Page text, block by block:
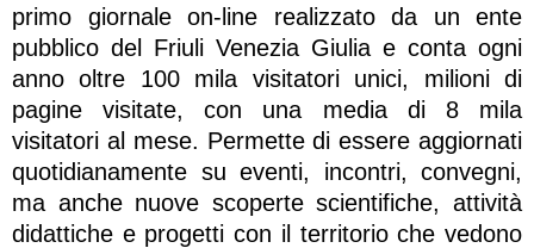
primo giornale on-line realizzato da un ente
pubblico del Friuli Venezia Giulia e conta ogni
anno oltre 100 mila visitatori unici, milioni di
pagine visitate, con una media di 8 mila
visitatori al mese. Permette di essere aggiornati
quotidianamente su eventi, incontri, convegni,
ma anche nuove scoperte scientifiche, attività
didattiche e progetti con il territorio che vedono